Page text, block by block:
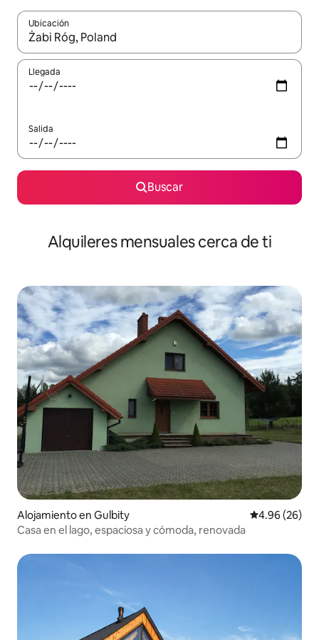
Ubicación
Cuando los resultados estén disponibles, navega con las
Llegada
Salida
Buscar
Alquileres mensuales cerca de ti
Alojamiento en Gulbity Calificación
4.96 (26)
Casa en el lago, espaciosa y cómoda, renovada